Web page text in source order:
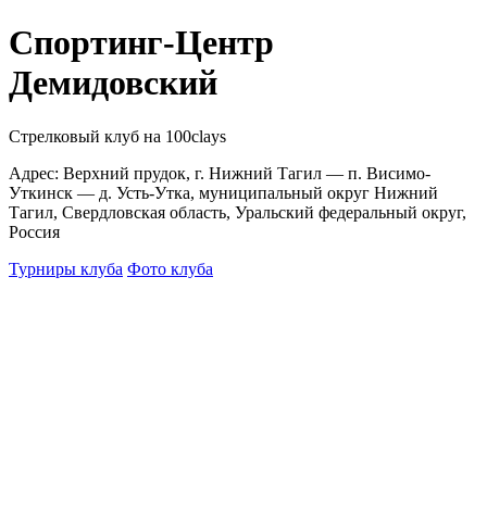
Спортинг-Центр
Демидовский
Стрелковый клуб на 100clays
Адрес: Верхний прудок, г. Нижний Тагил — п. Висимо-
Уткинск — д. Усть-Утка, муниципальный округ Нижний
Тагил, Свердловская область, Уральский федеральный округ,
Россия
Турниры клуба Фото клуба